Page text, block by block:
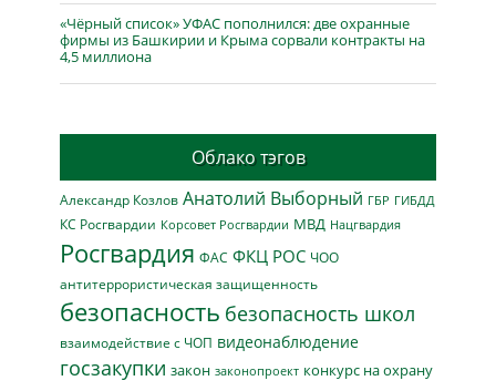
«Чёрный список» УФАС пополнился: две охранные
фирмы из Башкирии и Крыма сорвали контракты на
4,5 миллиона
Облако тэгов
Александр Козлов Анатолий Выборный ГБР ГИБДД
КС Росгвардии Корсовет Росгвардии МВД Нацгвардия
Росгвардия ФАС ФКЦ РОС ЧОО
антитеррористическая защищенность
безопасность безопасность школ
взаимодействие с ЧОП видеонаблюдение
госзакупки закон законопроект конкурс на охрану